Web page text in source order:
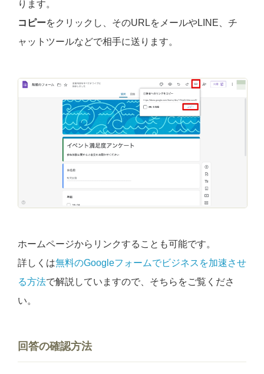
ります。
コピーをクリックし、そのURLをメールやLINE、チ
ャットツールなどで相手に送ります。
ホームページからリンクすることも可能です。
詳しくは無料のGoogleフォームでビジネスを加速させ
る方法で解説していますので、そちらをご覧くださ
い。
回答の確認方法